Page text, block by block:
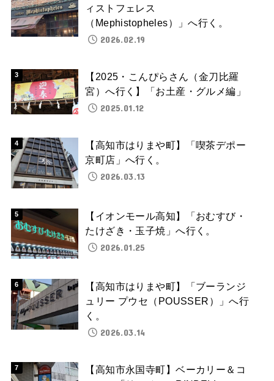
ィストフェレス
（Mephistopheles）」へ行く。
2026.02.19
【2025・こんぴらさん（金刀比羅
宮）へ行く】「お土産・グルメ編」
2025.01.12
【高知市はりまや町】「喫茶デポー
京町店」へ行く。
2026.03.13
【イオンモール高知】「おむすび・
たけざき・玉子焼」へ行く。
2026.01.25
【高知市はりまや町】「ブーランジ
ュリー プウセ（POUSSER）」へ行
く。
2026.03.14
【高知市永国寺町】ベーカリー＆コ